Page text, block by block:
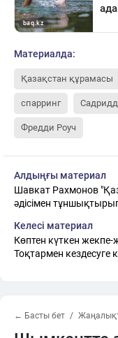
Материалда:
Қазақстан құрамасы
спарринг
Фредди Роуч
Алдыңғы материал
Шавкат Рахмонов
әдісімен
Келесі материал
Көптен күткен
Тоқтармен кездесуге
← Басты бет